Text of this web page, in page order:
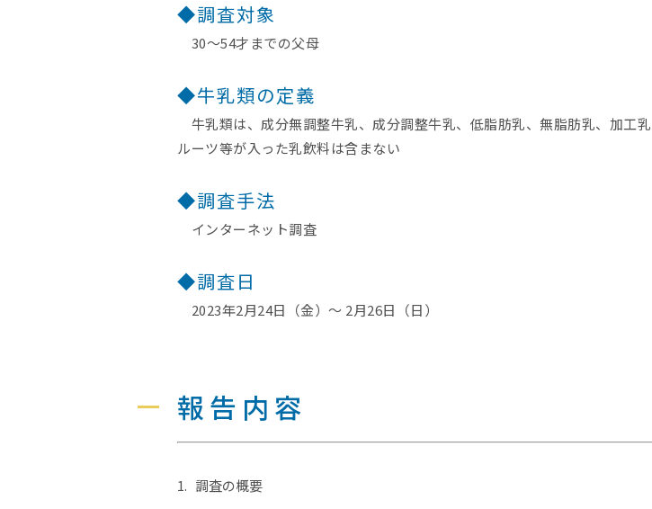
◆調査対象
30～54才までの父母
◆牛乳類の定義
牛乳類は、成分無調整牛乳、成分調整牛乳、低脂肪乳、無脂肪乳、加工
ルーツ等が入った乳飲料は含まない
◆調査手法
インターネット調査
◆調査日
2023年2月24日（金）～ 2月26日（日）
報告内容
調査の概要